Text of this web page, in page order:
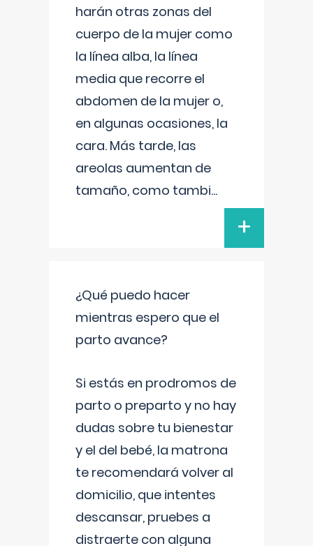
harán otras zonas del
cuerpo de la mujer como
la línea alba, la línea
media que recorre el
abdomen de la mujer o,
en algunas ocasiones, la
cara. Más tarde, las
areolas aumentan de
tamaño, como tambi...
+
¿Qué puedo hacer
mientras espero que el
parto avance?
Si estás en prodromos de
parto o preparto y no hay
dudas sobre tu bienestar
y el del bebé, la matrona
te recomendará volver al
domicilio, que intentes
descansar, pruebes a
distraerte con alguna